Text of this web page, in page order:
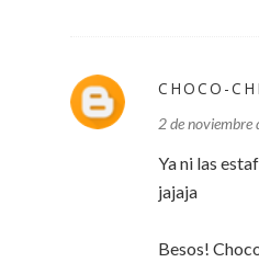
CHOCO-
2 de
Ya ni las
jajaja
Besos!